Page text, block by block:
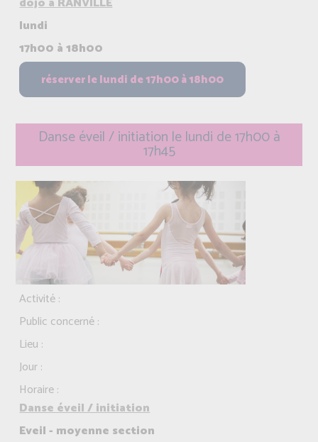
lundi
17h00 à 18h00
Danse éveil / initiation le lundi de 17h00 à
17h45
Activité :
Public concerné :
Lieu :
Jour :
Horaire :
Danse éveil / initiation
Eveil - moyenne section